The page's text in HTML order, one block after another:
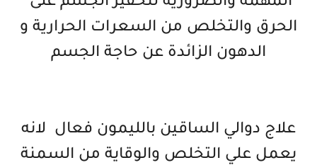
الحرق والتخلص من السعرات الحرارية و
الدهون الزائدة عن حاجة الجسم
علاج دوالي الساقين بالليمون فعال لانه
يعمل علي التخلص والوقاية من السمنة